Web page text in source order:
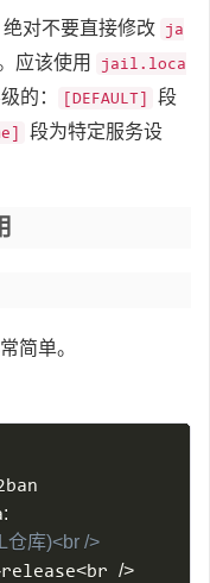
对不要直接修改 ja
应该使用
jail.loca
的： [DEFAULT]
段
段为特定服务设
简单。
:
仓库)<br />
release<br />